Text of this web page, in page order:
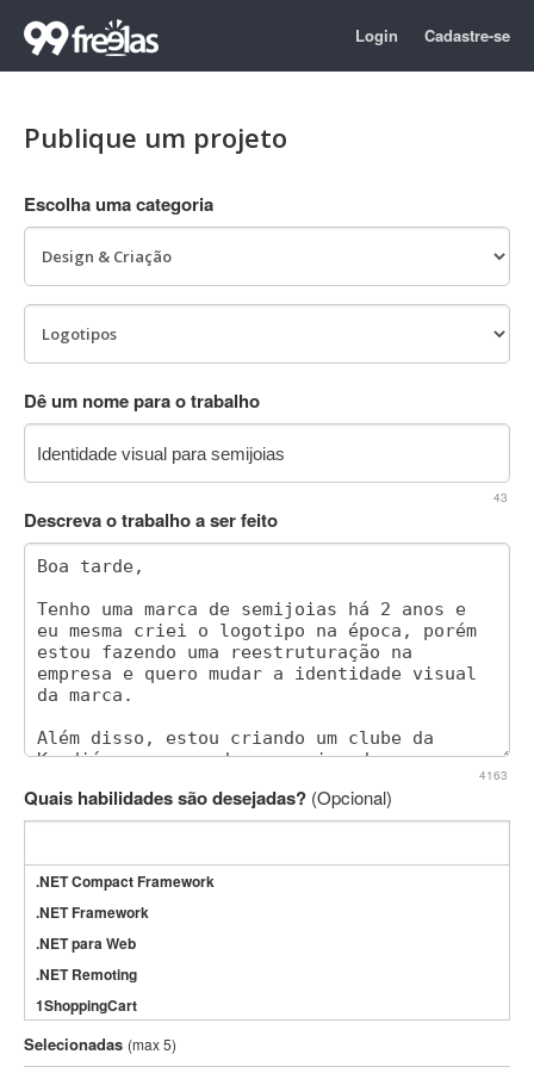
Login Cadastre-se
Publique um projeto
Escolha uma categoria
Dê um nome para o trabalho
43
Descreva o trabalho a ser feito
4163
Quais habilidades são desejadas? (Opcional)
.NET Compact Framework
.NET Framework
.NET para Web
.NET Remoting
1ShoppingCart
3DS Max
3GSM
Selecionadas (max 5)